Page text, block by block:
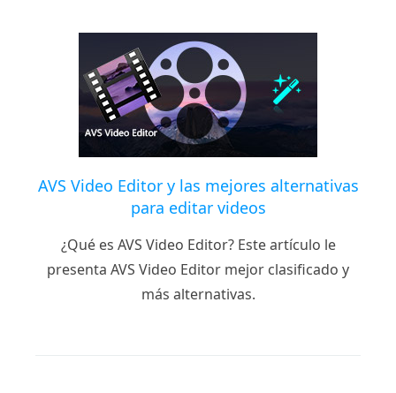
AVS Video Editor y las mejores alternativas
para editar videos
¿Qué es AVS Video Editor? Este artículo le
presenta AVS Video Editor mejor clasificado y
más alternativas.